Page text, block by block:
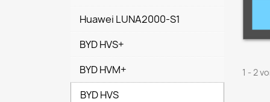
Huawei LUNA2000-S1
BYD HVS+
BYD HVM+
BYD HVS
1 - 2